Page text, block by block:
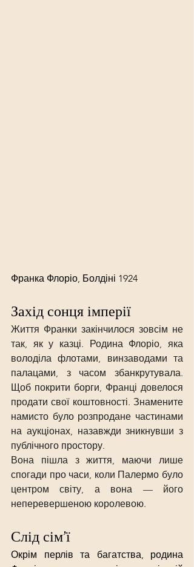
Франка Флоріо, Болдіні 1924
Захід сонця імперії
Життя Франки закінчилося зовсім не
так, як у казці. Родина Флоріо, яка
володіла флотами, винзаводами та
палацами, з часом збанкрутувала.
Щоб покрити борги, Франці довелося
продати свої коштовності. Знамените
намисто було розпродане частинами
на аукціонах, назавжди зникнувши з
публічного простору.
Вона пішла з життя, маючи лише
спогади про часи, коли Палермо було
центром світу, а вона — його
неперевершеною королевою.
Слід сім’ї
Окрім перлів та багатства, родина